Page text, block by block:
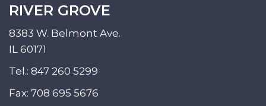
RIVER GROVE
8383 W. Belmont Ave.
IL 60171
Tel.: 847 260 5299
Fax: 708 695 5676